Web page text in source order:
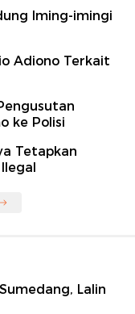
Iming-imingi
Adiono Terkait
ke Polisi
Tetapkan
Lalin